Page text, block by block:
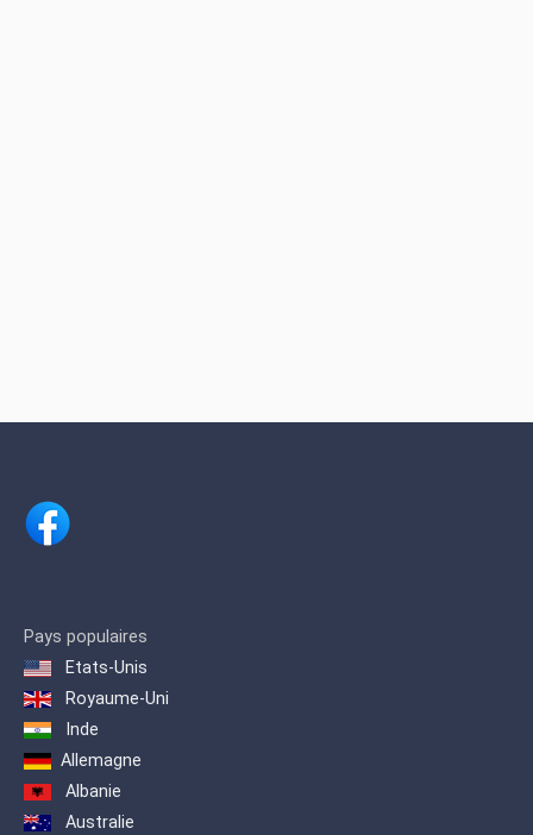
Pays populaires
Etats-Unis
Royaume-Uni
Inde
Allemagne
Albanie
Australie